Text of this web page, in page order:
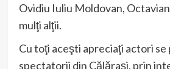
Ovidiu Iuliu Moldovan,
mulţi alţii.
Cu toţi aceşti apreciaţi actori
spectatorii din Călăraşi, prin